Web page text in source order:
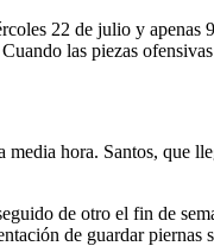
22 de julio y
las piezas
hora. Santos, que
de otro el fin de
de guardar piernas